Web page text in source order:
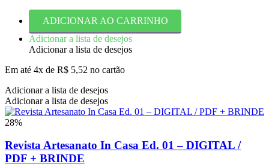
original
era:
R$ 24,90.
atual
é:
R$ 19,90.
ADICIONAR AO CARRINHO
Adicionar a lista de desejos
Adicionar a lista de desejos
Em até 4x de R$ 5,52 no cartão
Adicionar a lista de desejos
Adicionar a lista de desejos
28%
Revista Artesanato In Casa Ed. 01 – DIGITAL /
PDF + BRINDE